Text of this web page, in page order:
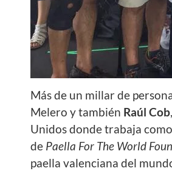
Más de un millar de
Melero y también Raúl Cob
Unidos donde trabaja
de Paella For The World
paella valenciana del